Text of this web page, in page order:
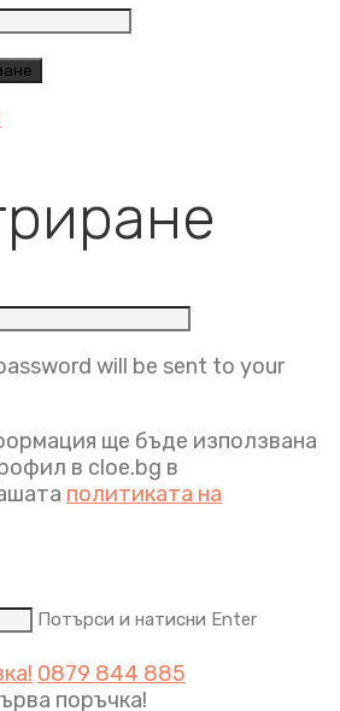
will be sent to your
ще бъде използвана
в cloe.bg в
политиката на
Потърси и натисни Enter
0879 844 885
поръчка!